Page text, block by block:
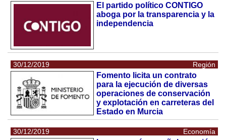
El partido político CONTIGO
aboga por la transparencia y la
independencia
30/12/2019 Región
Fomento licita un contrato
para la ejecución de diversas
operaciones de conservación
y explotación en carreteras del
Estado en Murcia
30/12/2019 Economía